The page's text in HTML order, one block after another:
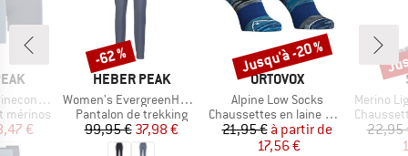
2-Pack
mérinos
réduit
€
MARQUE
HEBER PEAK
Article
Women's EvergreenHe. Pants
Product group
Pantalon de trekking
Prix
99,95 €Prix réduit
37,98 €
Remise
-62 %
MARQUE
ORTOVOX
Article
Alpine Low Socks
Product group
Chaussettes en laine mérinos
Prix
21,95 € Prix réduit
à partir de
17,56 €
Remise
Jusqu'à -20 %
Article
Merino Light
Product
22,95